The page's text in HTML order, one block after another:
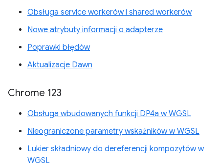
Obsługa service workerów i shared workerów
Nowe atrybuty informacji o adapterze
Poprawki błędów
Aktualizacje Dawn
Chrome 123
Obsługa wbudowanych funkcji DP4a w WGSL
Nieograniczone parametry wskaźników w WGSL
Lukier składniowy do dereferencji kompozytów w
WGSL